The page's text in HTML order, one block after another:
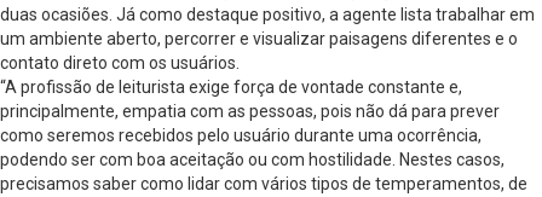
duas ocasiões. Já como destaque positivo, a agente lista trabalhar em
um ambiente aberto, percorrer e visualizar paisagens diferentes e o
contato direto com os usuários.
“A profissão de leiturista exige força de vontade constante e,
principalmente, empatia com as pessoas, pois não dá para prever
como seremos recebidos pelo usuário durante uma ocorrência,
podendo ser com boa aceitação ou com hostilidade. Nestes casos,
precisamos saber como lidar com vários tipos de temperamentos, de